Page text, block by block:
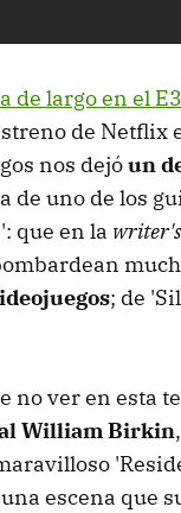
de largo en el
de Netflix
nos dejóun
de uno de los
que en la
; de
no ver en esta
William Birkin
escena que